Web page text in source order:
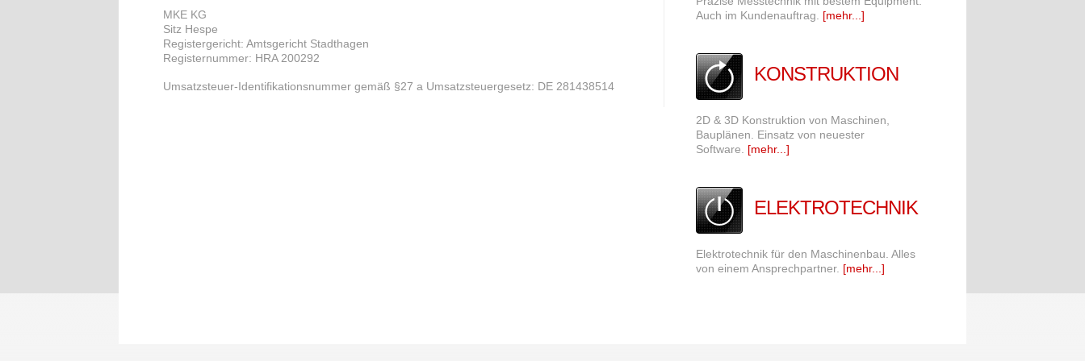
MKE KG
Sitz Hespe
Registergericht: Amtsgericht Stadthagen
Registernummer: HRA 200292
Umsatzsteuer-Identifikationsnummer gemäß §27 a Umsatzsteuergesetz: DE 281438514
Auch im Kundenauftrag. [mehr...]
KONSTRUKTION
2D & 3D Konstruktion von Maschinen,
Bauplänen. Einsatz von neuester
Software. [mehr...]
ELEKTROTECHNIK
Elektrotechnik für den Maschinenbau. Alles
von einem Ansprechpartner. [mehr...]